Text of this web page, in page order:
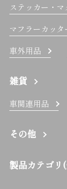
ステッカー・マ
マフラーカッタ
車外用品
雑貨
車関連用品
その他
製品カテゴリ(